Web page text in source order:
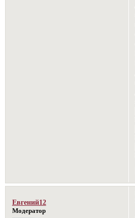
Евгений12
Модератор